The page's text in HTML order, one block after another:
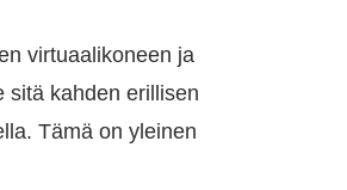
virtuaalikoneen ja
sitä kahden erillisen
Tämä on yleinen